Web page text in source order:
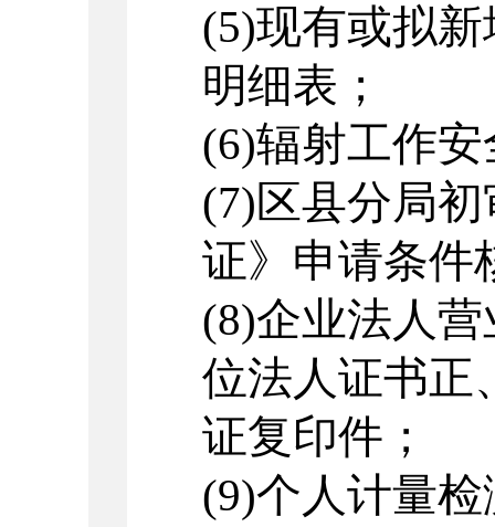
(5)现有或拟
明细表；
(6)辐射工作
(7)区县分局
证》申请条件
(8)企业法人
位法人证书正
证复印件；
(9)个人计量